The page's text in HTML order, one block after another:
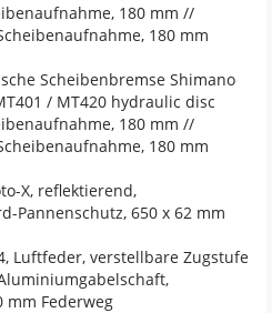
180 mm //
180 mm
Scheibenbremse Shimano
/ MT420 hydraulic disc
180 mm //
180 mm
X, reflektierend,
Pannenschutz, 650 x 62 mm
Luftfeder, verstellbare Zugstufe
mm Federweg